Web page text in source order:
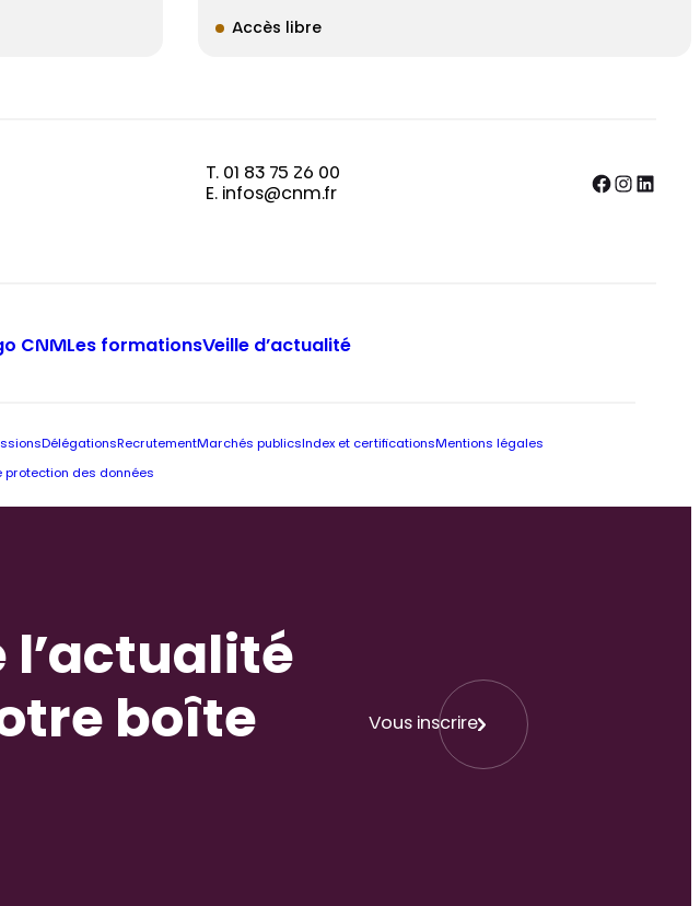
Accès libre
T. 01 83 75 26 00
E. infos@cnm.fr
Facebook InstagramLinkedIn
CNMLes formationsVeille d’actualité
Délégations RecrutementMarchés publics Index et certifications Mentions légales
protection des données
l’actualité
boîte
Vous inscrire